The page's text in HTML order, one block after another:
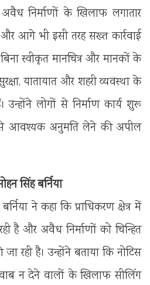
अवैध निर्माणों के खिलाफ लगातार
आगे भी इसी तरह सख्त कार्रवाई
बिना स्वीकृत मानचित्र और मानकों के
यातायात और शहरी व्यवस्था के
लोगों से निर्माण कार्य शुरू
आवश्यक अनुमति लेने की अपील
सिंह बर्निया
ने कहा कि प्राधिकरण क्षेत्र में
है और अवैध निर्माणों को चिन्हित
जा रही है। उन्होंने बताया कि नोटिस
न देने वालों के खिलाफ सीलिंग